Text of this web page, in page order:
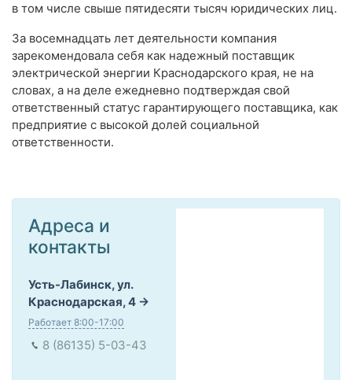
в том числе свыше пятидесяти тысяч юридических лиц.
За восемнадцать лет деятельности компания
зарекомендовала себя как надежный поставщик
электрической энергии Краснодарского края, не на
словах, а на деле ежедневно подтверждая свой
ответственный статус гарантирующего поставщика, как
предприятие с высокой долей социальной
ответственности.
Адреса и
контакты
Усть-Лабинск, ул.
Краснодарская, 4
Работает 8:00-17:00
8 (86135) 5-03-43